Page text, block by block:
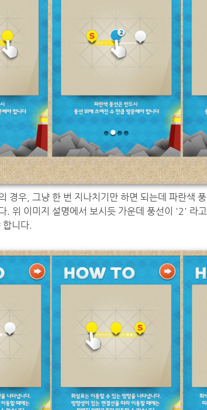
경우, 그냥 한 번 지나치기만 하면 되는데 파란색
. 위 이미지 설명에서 보시듯 가운데 풍선이 '2' 라
니다.